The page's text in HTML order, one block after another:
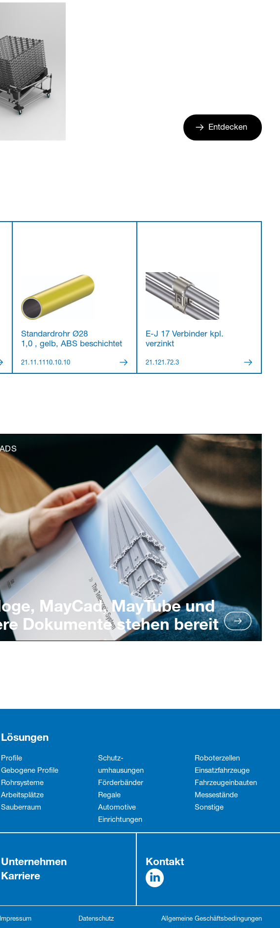
Entdecken
Standardrohr Ø28
1,0 , gelb, ABS beschichtet
21.11.1110.10.10
E-J 17 Verbinder kpl.
verzinkt
21.121.72.3
MayCad, MayTube und
Dokumente stehen bereit
Lösungen
Profile
Gebogene Profile
Rohrsysteme
Arbeitsplätze
Sauberraum
Schutz­
umhausungen
Förderbänder
Regale
Automotive
Einrichtungen
Roboterzellen
Einsatzfahrzeuge
Fahrzeug­einbauten
Messestände
Sonstige
Unternehmen
Karriere
Kontakt
Impressum Datenschutz Allgemeine Geschäftsbedingungen